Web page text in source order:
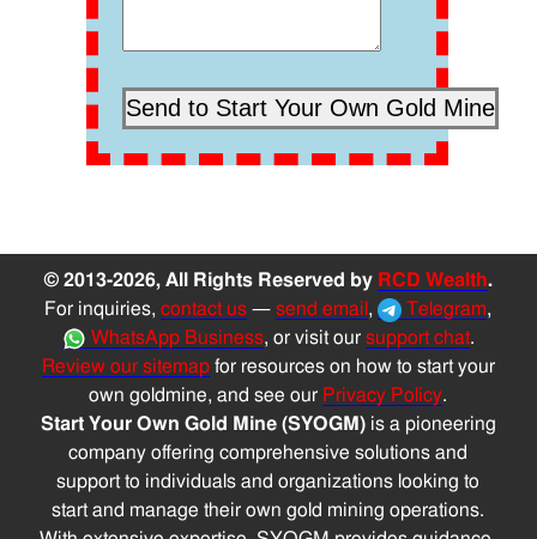
© 2013-2026, All Rights Reserved by RCD Wealth.
For inquiries,contact us —send email , Telegram,
WhatsApp Business, or visit our support chat.
Review our sitemapfor resources on how to start your
own goldmine, and see our Privacy Policy.
Start Your Own Gold Mine (SYOGM)is a pioneering
company offering comprehensive solutions and
support to individuals and organizations looking to
start and manage their own gold mining operations.